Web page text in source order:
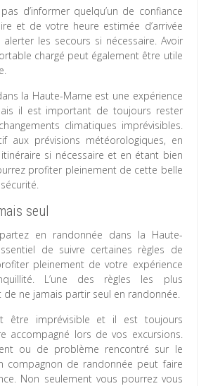
pas d’informer quelqu’un de confiance
et de votre heure estimée d’arrivée
alerter les secours si nécessaire. Avoir
chargé peut également être utile
la Haute-Marne est une expérience
il est important de toujours rester
climatiques imprévisibles.
aux prévisions météorologiques, en
si nécessaire et en étant bien
profiter pleinement de cette belle
seul
en randonnée dans la Haute-
de suivre certaines règles de
pleinement de votre expérience
L’une des règles les plus
ne jamais partir seul en randonnée.
être imprévisible et il est toujours
accompagné lors de vos excursions.
ou de problème rencontré sur le
compagnon de randonnée peut faire
Non seulement vous pourrez vous